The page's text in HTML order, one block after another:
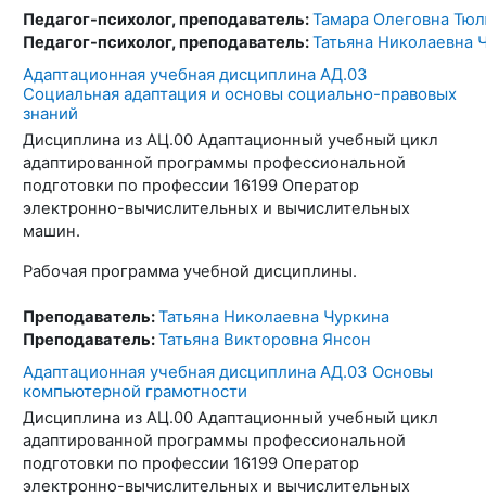
Педагог-психолог, преподаватель:Тамара Олеговна
Педагог-психолог, преподаватель:Татьяна Николаевна
Адаптационная учебная дисциплина АД.03
Социальная адаптация и основы социально-правовых
знаний
Дисциплина из АЦ.00 Адаптационный учебный цикл
адаптированной программы профессиональной
подготовки по профессии 16199 Оператор
электронно-вычислительных и вычислительных
машин.
Рабочая программа учебной дисциплины.
Преподаватель:Татьяна Николаевна Чуркина
Преподаватель:Татьяна Викторовна Янсон
Адаптационная учебная дисциплина АД.03 Основы
компьютерной грамотности
Дисциплина из АЦ.00 Адаптационный учебный цикл
адаптированной программы профессиональной
подготовки по профессии 16199 Оператор
электронно-вычислительных и вычислительных